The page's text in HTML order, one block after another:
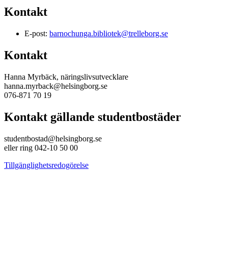
Kontakt
E-post: barnochunga.bibliotek@trelleborg.se
Kontakt
Hanna Myrbäck, näringslivsutvecklare
hanna.myrback@helsingborg.se
076-871 70 19
Kontakt gällande studentbostäder
studentbostad@helsingborg.se
eller ring 042-10 50 00
Tillgänglighetsredogörelse